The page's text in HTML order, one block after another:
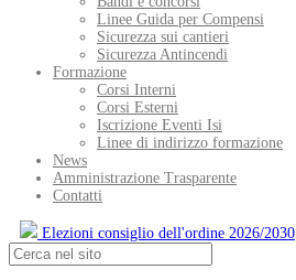
Linee Guida per Compensi
Sicurezza sui cantieri
Sicurezza Antincendi
Formazione
Corsi Interni
Corsi Esterni
Iscrizione Eventi Isi
Linee di indirizzo formazione
News
Amministrazione Trasparente
Contatti
Elezioni consiglio dell'ordine 2026/2030